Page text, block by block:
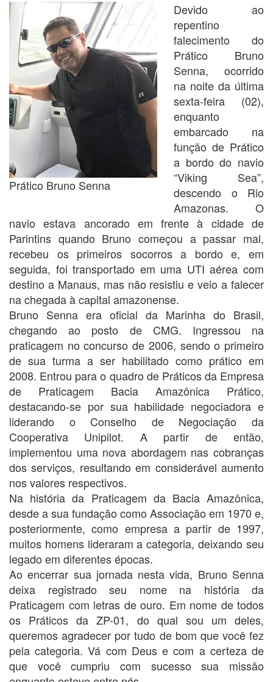
Prático Bruno Senna
Devido ao
repentino
falecimento do
Prático Bruno
Senna, ocorrido
na noite da última
sexta-feira (02),
enquanto
embarcado na
função de Prático
a bordo do navio
“Viking Sea”,
descendo o Rio
Amazonas. O
navio estava ancorado em frente à cidade de
Parintins quando Bruno começou a passar mal,
recebeu os primeiros socorros a bordo e, em
seguida, foi transportado em uma UTI aérea com
destino a Manaus, mas não resistiu e veio a falecer
na chegada à capital amazonense.
Bruno Senna era oficial da Marinha do Brasil,
chegando ao posto de CMG. Ingressou na
praticagem no concurso de 2006, sendo o primeiro
de sua turma a ser habilitado como prático em
2008. Entrou para o quadro de Práticos da Empresa
de Praticagem Bacia Amazônica Prático,
destacando-se por sua habilidade negociadora e
liderando o Conselho de Negociação da
Cooperativa Unipilot. A partir de então,
implementou uma nova abordagem nas cobranças
dos serviços, resultando em considerável aumento
nos valores respectivos.
Na história da Praticagem da Bacia Amazônica,
desde a sua fundação como Associação em 1970 e,
posteriormente, como empresa a partir de 1997,
muitos homens lideraram a categoria, deixando seu
legado em diferentes épocas.
Ao encerrar sua jornada nesta vida, Bruno Senna
deixa registrado seu nome na história da
Praticagem com letras de ouro. Em nome de todos
os Práticos da ZP-01, do qual sou um deles,
queremos agradecer por tudo de bom que você fez
pela categoria. Vá com Deus e com a certeza de
que você cumpriu com sucesso sua missão